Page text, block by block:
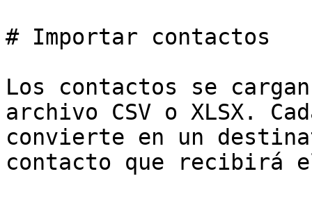
# Importar contactos
Los contactos se
archivo CSV o XLSX.
convierte en un
contacto que recibirá